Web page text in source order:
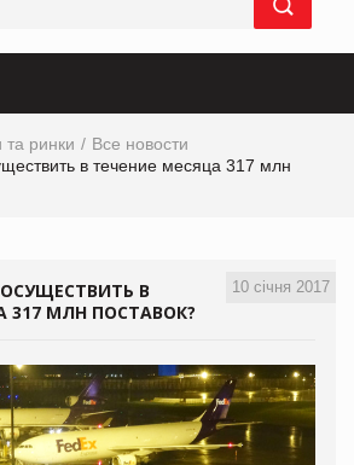
та ринки
Все новости
в течение месяца 317 млн
10 січня 2017
ОСУЩЕСТВИТЬ В
317 МЛН ПОСТАВОК?